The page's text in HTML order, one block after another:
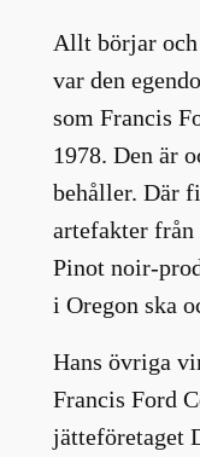
Allt börjar
var den
som Francis
1978. Den är
behåller. Där
artefakter
Pinot noir-
i Oregon ska
Hans övriga
Francis Ford
jätteföretaget